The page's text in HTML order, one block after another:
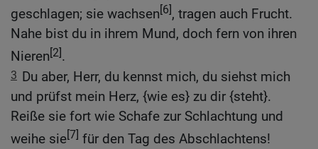
geschlagen; sie wachsen[6], tragen auch Frucht.
Nahe bist du in ihrem Mund, doch fern von ihren
Nieren[2].
3 Du aber, Herr, du kennst mich, du siehst mich
und prüfst mein Herz, {wie es} zu dir {steht}.
Reiße sie fort wie Schafe zur Schlachtung und
weihe sie[7] für den Tag des Abschlachtens!